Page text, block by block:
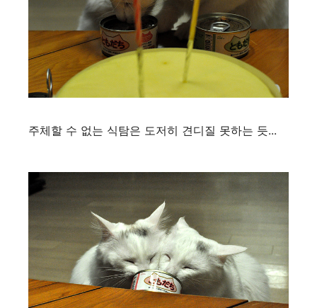
주체할 수 없는 식탐은 도저히 견디질 못하는 듯...